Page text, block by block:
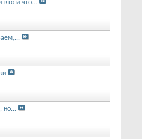
кто и что...
но...